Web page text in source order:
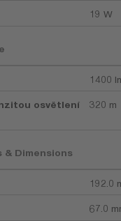
19 W
1400
osvětlení
320 m
Dimensions
192.0
67.0